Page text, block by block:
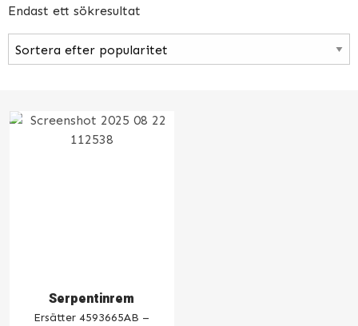
Endast ett sökresultat
Serpentinrem
Ersätter 4593665AB –